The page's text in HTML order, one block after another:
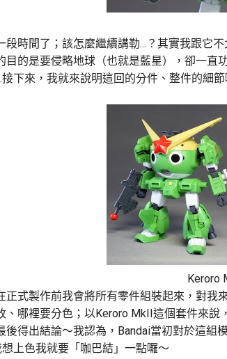
段時間了；該怎麼繼續講勒...？其實我跟它
目的是要侵略地球（也就是藍星），卻一
下來，我就來說明這回的分件、整件的細節
Keroro
正式製作前我會將所有零件組裝起來，對
、哪裡要分色；以Keroro MkII這個套件來
後得出結論～我認為，Bandai當初對於這組
上色我就要「咖巴結」一點囉～